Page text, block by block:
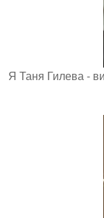
Я Таня Гилева -